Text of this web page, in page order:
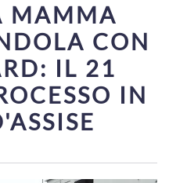
MAMMA
CON
IL 21
IN